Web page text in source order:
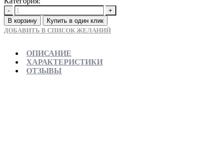
-
+
В корзину
Купить в один клик
ДОБАВИТЬ В СПИСОК ЖЕЛАНИЙ
ОПИСАНИЕ
ХАРАКТЕРИСТИКИ
ОТЗЫВЫ